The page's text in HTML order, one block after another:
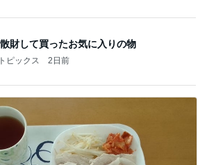
財して買ったお気に入りの物
ピックス 2日前